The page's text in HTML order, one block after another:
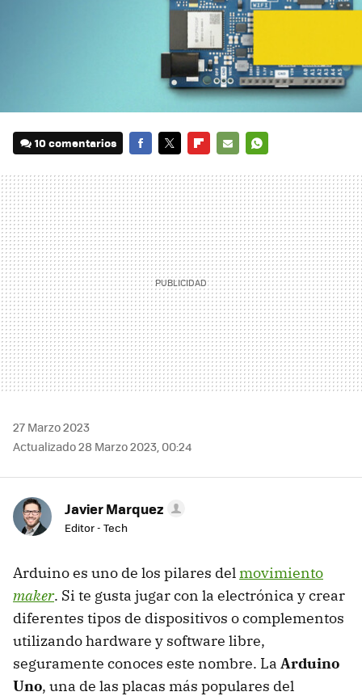
10 comentarios
MAIL
27 Marzo 2023
Actualizado 28 Marzo 2023, 00:24
Javier Marquez
Editor - Tech
Arduino es uno de los pilares delmovimiento
maker. Si te gusta jugar con la electrónica y crear
diferentes tipos de dispositivos o complementos
utilizando hardware y software libre,
seguramente conoces este nombre. La Arduino
Uno, una de las placas más populares del